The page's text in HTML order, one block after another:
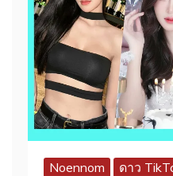
Noennom ดาว